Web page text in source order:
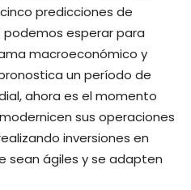
predicciones de
esperar para
macroeconómico y
un período de
ahora es el momento
sus operaciones
inversiones en
sean ágiles y se adapten